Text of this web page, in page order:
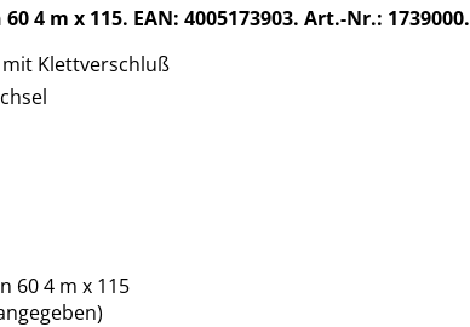
m x 115. EAN: 4005173903. Art.-Nr.: 1739000.
Klettverschluß
60 4 m x 115